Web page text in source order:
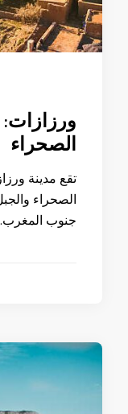
ورزازات:
الصحراء
تقع مدينة
الصحراء
جنوب المغرب.